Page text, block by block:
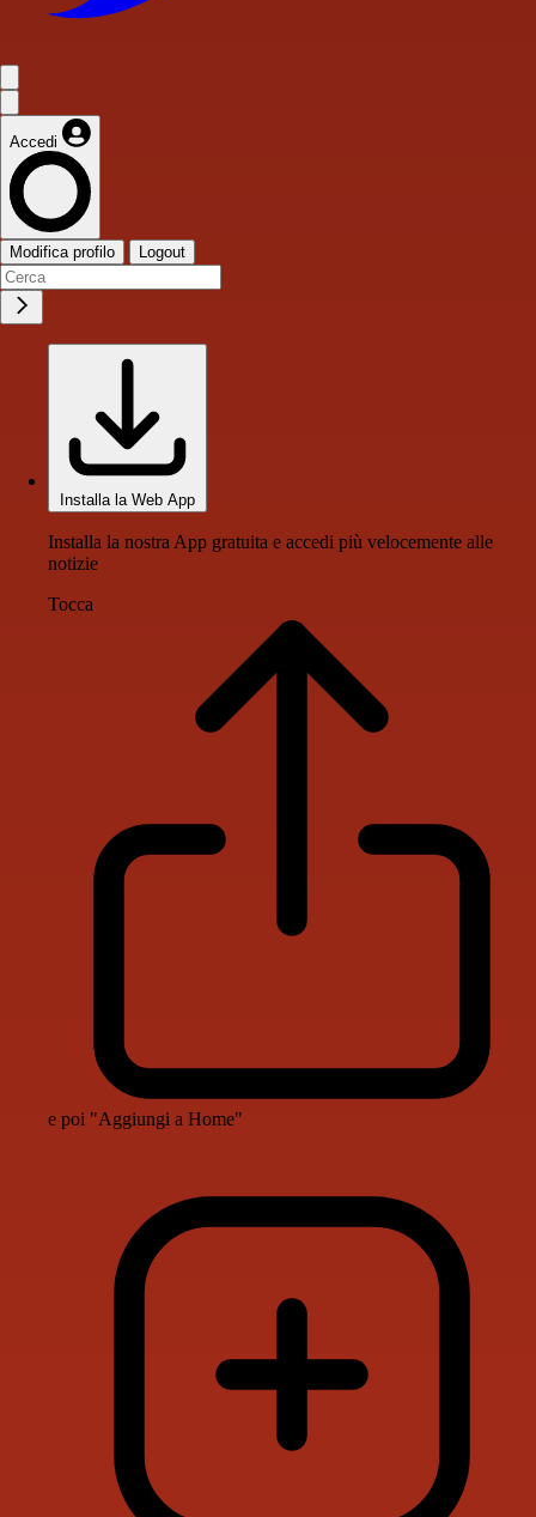
Accedi
Modifica profilo Logout
Installa la Web App
Installa la nostra App gratuita e accedi più velocemente alle
notizie
Tocca
e poi "Aggiungi a Home"